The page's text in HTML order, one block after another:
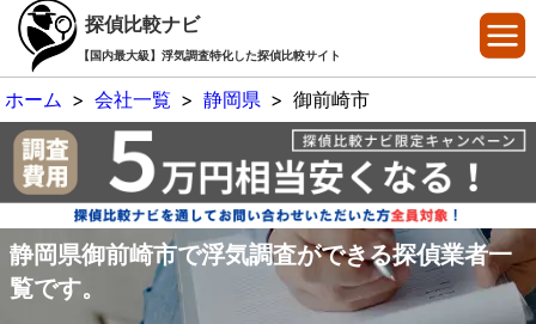
探偵比較ナビ
【国内最大級】浮気調査特化した探偵比較サイト
ホーム > 会社一覧 > 静岡県 > 御前崎市
静岡県御前崎市で浮気調査ができる探偵業者一
覧です。